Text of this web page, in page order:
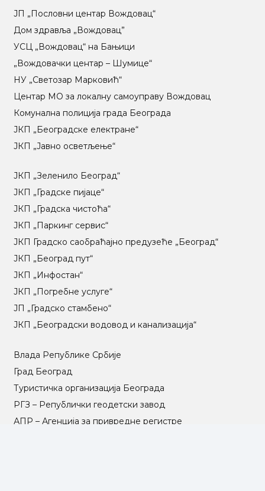
ЈП „Пословни центар Вождовац“
Дом здравља „Вождовац”
УСЦ „Вождовац“ на Бањици
„Вождовачки центар – Шумице“
НУ „Светозар Марковић“
Центар МO за локалну самоуправу Вождовац
Комунална полиција града Београда
ЈКП „Београдске електране“
ЈКП „Јавно осветљење“
ЈКП „Зеленило Београд“
ЈКП „Градске пијаце“
ЈКП „Градска чистоћа“
ЈКП „Паркинг сервис“
ЈКП Градско саобраћајно предузеће „Београд“
ЈКП „Београд пут“
ЈКП „Инфостан“
ЈКП „Погребне услуге“
ЈП „Градско стамбено“
ЈКП „Београдски водовод и канализација“
Влада Републике Србије
Град Београд
Туристичка организација Београда
РГЗ – Републички геодетски завод
АПР – Агенција за привредне регистре